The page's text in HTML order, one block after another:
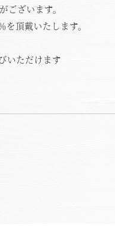
ございます。
頂戴いたします。
いただけます